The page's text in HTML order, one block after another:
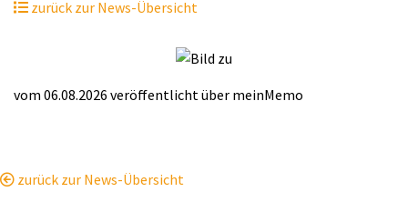
zurück zur News-Übersicht
vom 06.08.2026 veröffentlicht über meinMemo
zurück zur News-Übersicht